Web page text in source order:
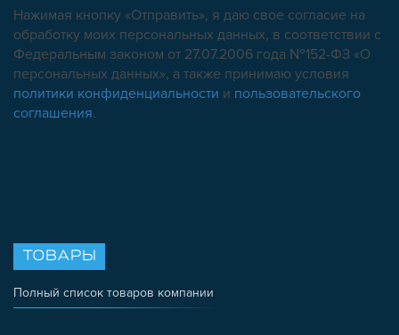
Нажимая кнопку «Отправить», я даю свое согласие на
обработку моих персональных данных, в соответствии с
Федеральным законом от 27.07.2006 года №152-ФЗ «О
персональных данных», а также принимаю условия
политики конфиденциальности и пользовательского
соглашения.
ТОВАРЫ
Полный список товаров компании